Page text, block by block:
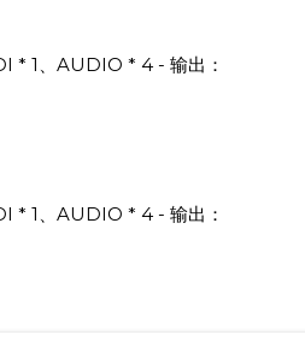
* 1、AUDIO * 4 - 输出：
* 1、AUDIO * 4 - 输出：